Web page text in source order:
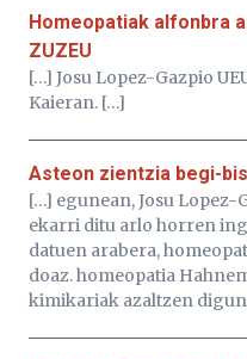
Homeopatiak alfonbra
ZUZEU
[…] Josu Lopez-Gazpio
Kaieran. […]
Asteon zientzia begi-
[…] egunean, Josu
ekarri ditu arlo horren
datuen arabera,
doaz. homeopatia
kimikariak azaltzen